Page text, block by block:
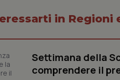
in Regioni
Settimana della
comprendere il